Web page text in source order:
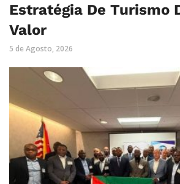
Estratégia De Turismo
Valor
5 de Agosto, 2026